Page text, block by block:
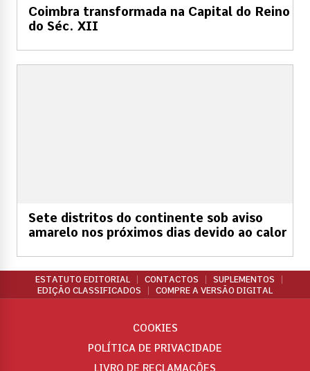
Coimbra transformada na Capital do Reino
do Séc. XII
Sete distritos do continente sob aviso
amarelo nos próximos dias devido ao calor
ESTATUTO EDITORIAL CONTACTOS
SUPLEMENTOS
EDIÇÃO CLASSIFICADOS
COMPRE A VERSÃO DIGITAL
COOKIES
POLÍTICA DE PRIVACIDADE
LIVRO DE RECLAMAÇÕES